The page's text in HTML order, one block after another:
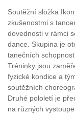
Soutěžní složka
zkušenostmi s
dovednosti v rámci
dance. Skupina je
tanečních
Tréninky jsou
fyzické kondice a
soutěžních
Druhé pololetí je
na různých